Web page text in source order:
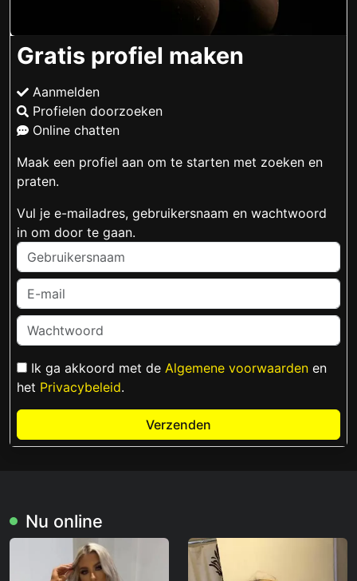
Gratis profiel maken
Aanmelden
Profielen doorzoeken
Online chatten
Maak een profiel aan om te starten met zoeken en
praten.
Vul je e-mailadres, gebruikersnaam en wachtwoord
in om door te gaan.
Ik ga akkoord met de Algemene voorwaarden en
het Privacybeleid.
Verzenden
Nu online